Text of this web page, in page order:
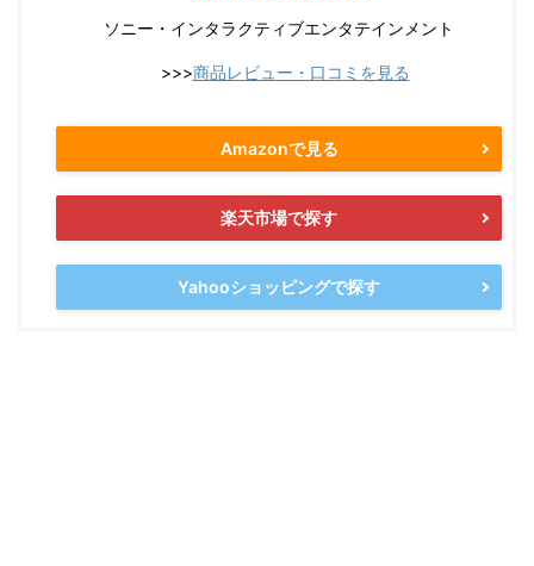
ソニー・インタラクティブエンタテインメント
>>>商品レビュー・口コミを見る
Amazonで見る
楽天市場で探す
Yahooショッピングで探す